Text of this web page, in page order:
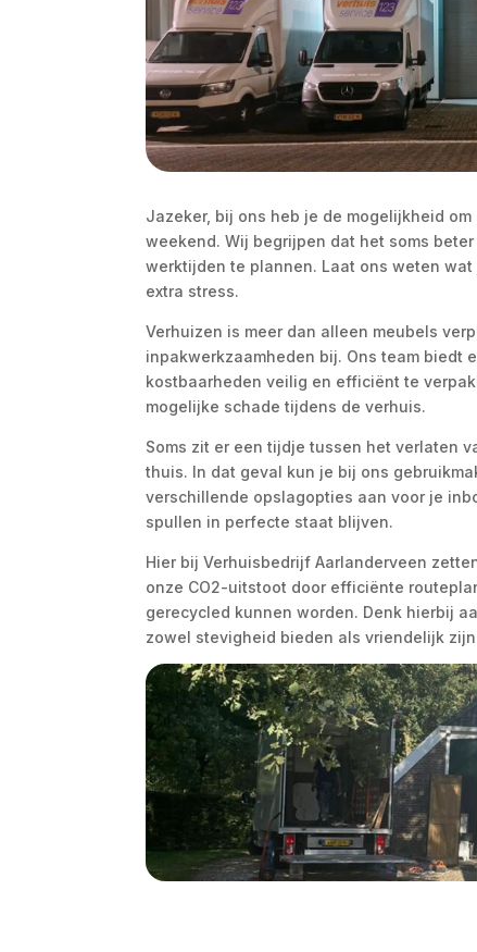
Jazeker, bij ons heb je de mogelijkheid
weekend.​ Wij begrijpen dat het soms
werktijden te plannen.​ Laat ons weten
extra stress.​
Verhuizen is meer dan alleen meubels
inpakwerkzaamheden bij.​ Ons team biedt
kostbaarheden veilig en efficiënt te
mogelijke schade tijdens de verhuis.​
Soms zit er een tijdje tussen het verlaten
thuis.​ In dat geval kun je bij ons
verschillende opslagopties aan voor je
spullen in perfecte staat blijven.​
Hier bij Verhuisbedrijf Aarlanderveen
onze CO2-uitstoot door efficiënte
gerecycled kunnen worden.​ Denk hierbij
zowel stevigheid bieden als vriendelijk